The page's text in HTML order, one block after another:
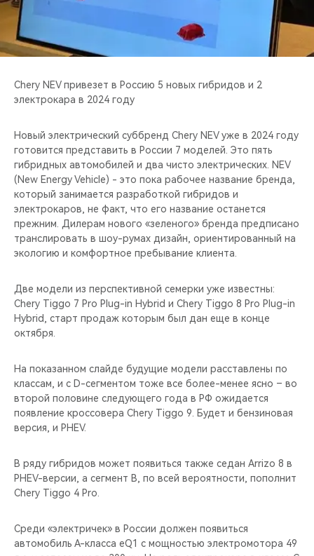
CHERY И СПОРТ
Chery NEV привезет в Россию 5 новых гибридов и 2
электрокара в 2024 году
Новый электрический суббренд Chery NEV уже в 2024 году
готовится представить в России 7 моделей. Это пять
гибридных автомобилей и два чисто электрических. NEV
(New Energy Vehicle) - это пока рабочее название бренда,
который занимается разработкой гибридов и
электрокаров, не факт, что его название останется
прежним. Дилерам нового «зеленого» бренда предписано
транслировать в шоу-румах дизайн, ориентированный на
экологию и комфортное пребывание клиента.
Две модели из перспективной семерки уже известны:
Chery Tiggo 7 Pro Plug-in Hybrid и Chery Tiggo 8 Pro Plug-in
Hybrid, старт продаж которым был дан еще в конце
октября.
На показанном слайде будущие модели расставлены по
классам, и с D-сегментом тоже все более-менее ясно – во
второй половине следующего года в РФ ожидается
появление кроссовера Chery Tiggo 9. Будет и бензиновая
версия, и PHEV.
В ряду гибридов может появиться также седан Arrizo 8 в
PHEV-версии, а сегмент B, по всей вероятности, пополнит
Chery Tiggo 4 Pro.
Среди «электричек» в России должен появиться
автомобиль А-класса eQ1 с мощностью электромотора 49